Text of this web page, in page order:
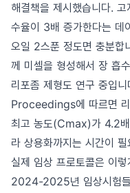
해결책을 제시했습니다.
수율이 3배 증가한다는 데
오일 2스푼 정도면 충분합
께 미셀을 형성해서 장 흡
리포좀 제형도 연구 중
Proceedings에 따르면 리
최고 농도(Cmax)가 4.2배
라 상용화까지는 시간이 필
실제 임상 프로토콜은 이
2024-2025년 임상시험들